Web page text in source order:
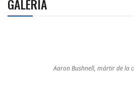
GALERIA
Aaron Bushnell, mártir de la